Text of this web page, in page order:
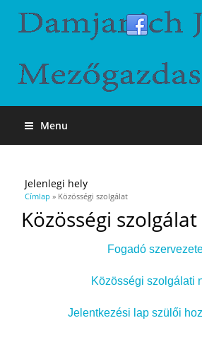
Menu
Jelenlegi hely
Címlap » Közösségi szolgálat
Közösségi szolgálat
Fogadó
Közösségi szolgálati
Jelentkezési lap szülői